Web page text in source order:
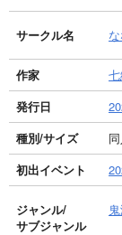
サークル名
作家
発行日
種別/サイズ
初出イベント
ジャンル/
サブジャンル